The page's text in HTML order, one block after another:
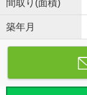
間取り(面積)
築年月